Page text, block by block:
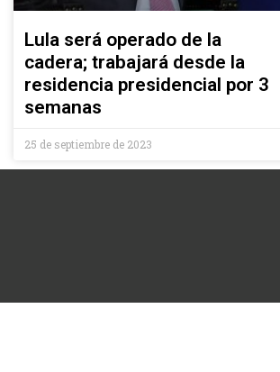
Lula será operado de la
cadera; trabajará desde la
residencia presidencial por 3
semanas
25 de septiembre de 2023